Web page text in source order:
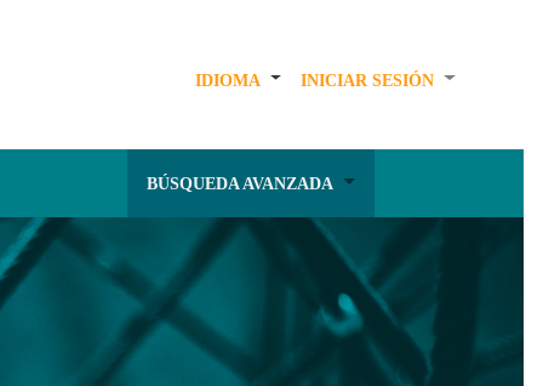
IDIOMA INICIAR SESIÓN
BÚSQUEDA AVANZADA